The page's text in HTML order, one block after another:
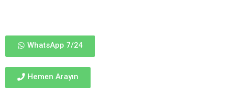
WhatsApp 7/24
Hemen Arayın